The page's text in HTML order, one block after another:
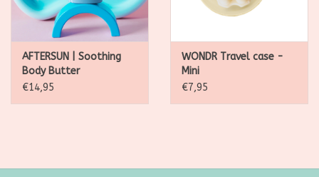
Workshops
AFTERSUN | Soothing
Body Butter
€14,95
WONDR Travel case -
Mini
€7,95